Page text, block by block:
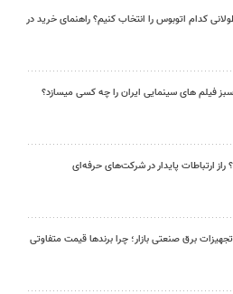
کدام اتوبوس را انتخاب کنیم؟ راهنمای خرید در
فیلم های سینمایی ایران را چه کسی میسازد؟
راز ارتباطات پایدار در شرکت‌های حرفه‌ای
برق صنعتی بازار؛ چرا برندها قیمت متفاوتی